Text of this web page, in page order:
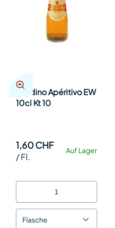
Crodino Apéritivo EW
10cl Kt 10
Auf Lager
1,60 CHF
/Fl.
Flasche